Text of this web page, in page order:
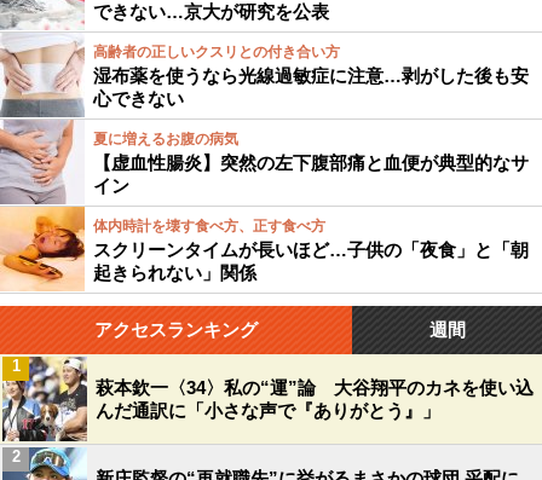
できない…京大が研究を公表
高齢者の正しいクスリとの付き合い方
湿布薬を使うなら光線過敏症に注意…剥がした後も安
心できない
夏に増えるお腹の病気
【虚血性腸炎】突然の左下腹部痛と血便が典型的なサ
イン
体内時計を壊す食べ方、正す食べ方
スクリーンタイムが長いほど…子供の「夜食」と「朝
起きられない」関係
アクセスランキング 週間
萩本欽一〈34〉私の“運”論 大谷翔平のカネを使い込
んだ通訳に「小さな声で『ありがとう』」
1
2